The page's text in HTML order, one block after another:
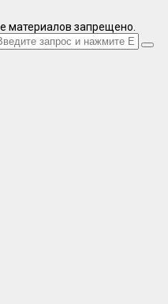
материалов запрещено.